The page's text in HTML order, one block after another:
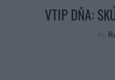
VTIP DŇA:
by